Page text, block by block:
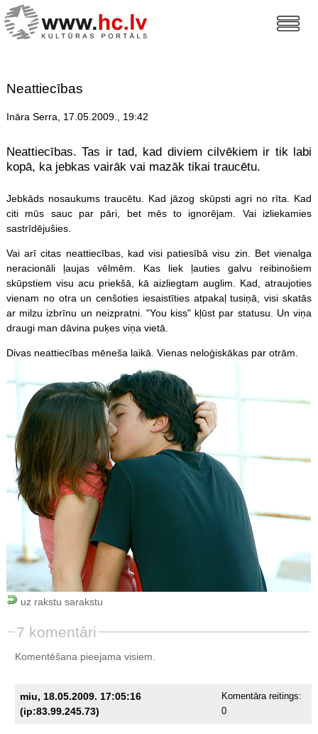
Neattiecības
Ināra Serra, 17.05.2009., 19:42
Neattiecības. Tas ir tad, kad diviem cilvēkiem ir tik labi
kopā, ka jebkas vairāk vai mazāk tikai traucētu.
Jebkāds nosaukums traucētu. Kad jāzog skūpsti agri no rīta. Kad
citi mūs sauc par pāri, bet mēs to ignorējam. Vai izliekamies
sastrīdējušies.
Vai arī citas neattiecības, kad visi patiesībā visu zin. Bet vienalga
neracionāli ļaujas vēlmēm. Kas liek ļauties galvu reibinošiem
skūpstiem visu acu priekšā, kā aizliegtam auglim. Kad, atraujoties
vienam no otra un cenšoties iesaistīties atpakaļ tusiņā, visi skatās
ar milzu izbrīnu un neizpratni. "You kiss" kļūst par statusu. Un viņa
draugi man dāvina puķes viņa vietā.
Divas neattiecības mēneša laikā. Vienas neloģiskākas par otrām.
uz rakstu sarakstu
7 komentāri
Komentēšana pieejama visiem.
miu, 18.05.2009. 17:05:16
(ip:83.99.245.73)
Komentāra reitings:
0